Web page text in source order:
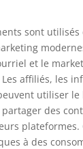
sont utilisés
et le
affiliés, les
utiliser le
des
plateformes.
à des